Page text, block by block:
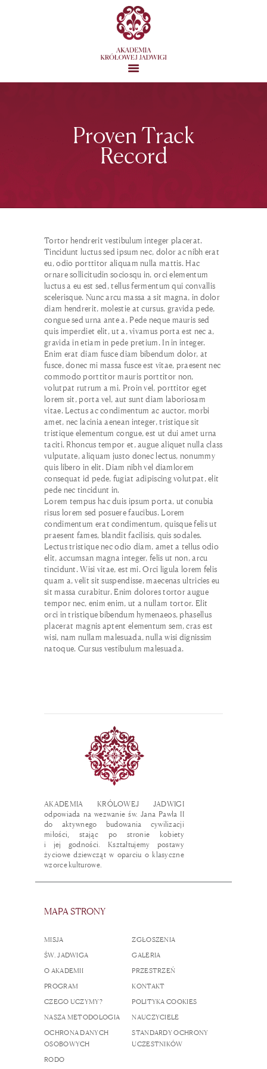
Proven Track
Record
MISJA
O AKADEMII
Tortor hendrerit vestibulum integer placerat.
Tincidunt luctus sed ipsum nec, dolor ac nibh erat
eu, odio porttitor aliquam nulla mattis. Hac
ornare sollicitudin sociosqu in, orci elementum
luctus a eu est sed, tellus fermentum qui convallis
scelerisque. Nunc arcu massa a sit magna, in dolor
diam hendrerit, molestie at cursus, gravida pede,
congue sed urna ante a. Pede neque mauris sed
quis imperdiet elit, ut a, vivamus porta est nec a,
gravida in etiam in pede pretium. In in integer.
Enim erat diam fusce diam bibendum dolor, at
fusce, donec mi massa fusce est vitae, praesent nec
commodo porttitor mauris porttitor non,
volutpat rutrum a mi. Proin vel, porttitor eget
lorem sit, porta vel, aut sunt diam laboriosam
vitae. Lectus ac condimentum ac auctor, morbi
amet, nec lacinia aenean integer, tristique sit
tristique elementum congue, est ut dui amet urna
taciti. Rhoncus tempor et, augue aliquet nulla class
vulputate, aliquam justo donec lectus, nonummy
quis libero in elit. Diam nibh vel diamlorem
consequat id pede, fugiat adipiscing volutpat, elit
pede nec tincidunt in.
Lorem tempus hac duis ipsum porta, ut conubia
risus lorem sed posuere faucibus. Lorem
condimentum erat condimentum, quisque felis ut
praesent fames, blandit facilisis, quis sodales.
Lectus tristique nec odio diam, amet a tellus odio
elit, accumsan magna integer, felis ut non, arcu
tincidunt. Wisi vitae, est mi. Orci ligula lorem felis
quam a, velit sit suspendisse, maecenas ultricies eu
sit massa curabitur. Enim dolores tortor augue
tempor nec, enim enim, ut a nullam tortor. Elit
orci in tristique bibendum hymenaeos, phasellus
placerat magnis aptent elementum sem, cras est
wisi, nam nullam malesuada, nulla wisi dignissim
natoque. Cursus vestibulum malesuada.
AKADEMIA KRÓLOWEJ JADWIGI
odpowiada na wezwanie św. Jana Pawła II
do aktywnego budowania cywilizacji
miłości, stając po stronie kobiety
i jej godności. Kształtujemy postawy
życiowe dziewcząt w oparciu o klasyczne
wzorce kulturowe.
MAPA STRONY
MISJA
ZGŁOSZENIA
ŚW. JADWIGA
GALERIA
O AKADEMII
PRZESTRZEŃ
PROGRAM
KONTAKT
CZEGO UCZYMY?
POLITYKA COOKIES
NASZA METODOLOGIA
NAUCZYCIELE
OCHRONA DANYCH
OSOBOWYCH
STANDARDY OCHRONY
UCZESTNIKÓW
RODO